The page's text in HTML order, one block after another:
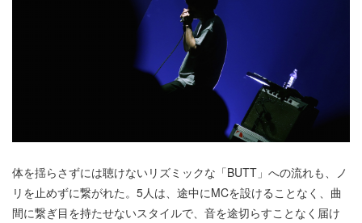
体を揺らさずには聴けないリズミックな「BUTT」への流れも、ノ
リを止めずに繋がれた。5人は、途中にMCを設けることなく、曲
間に繋ぎ目を持たせないスタイルで、音を途切らすことなく届け